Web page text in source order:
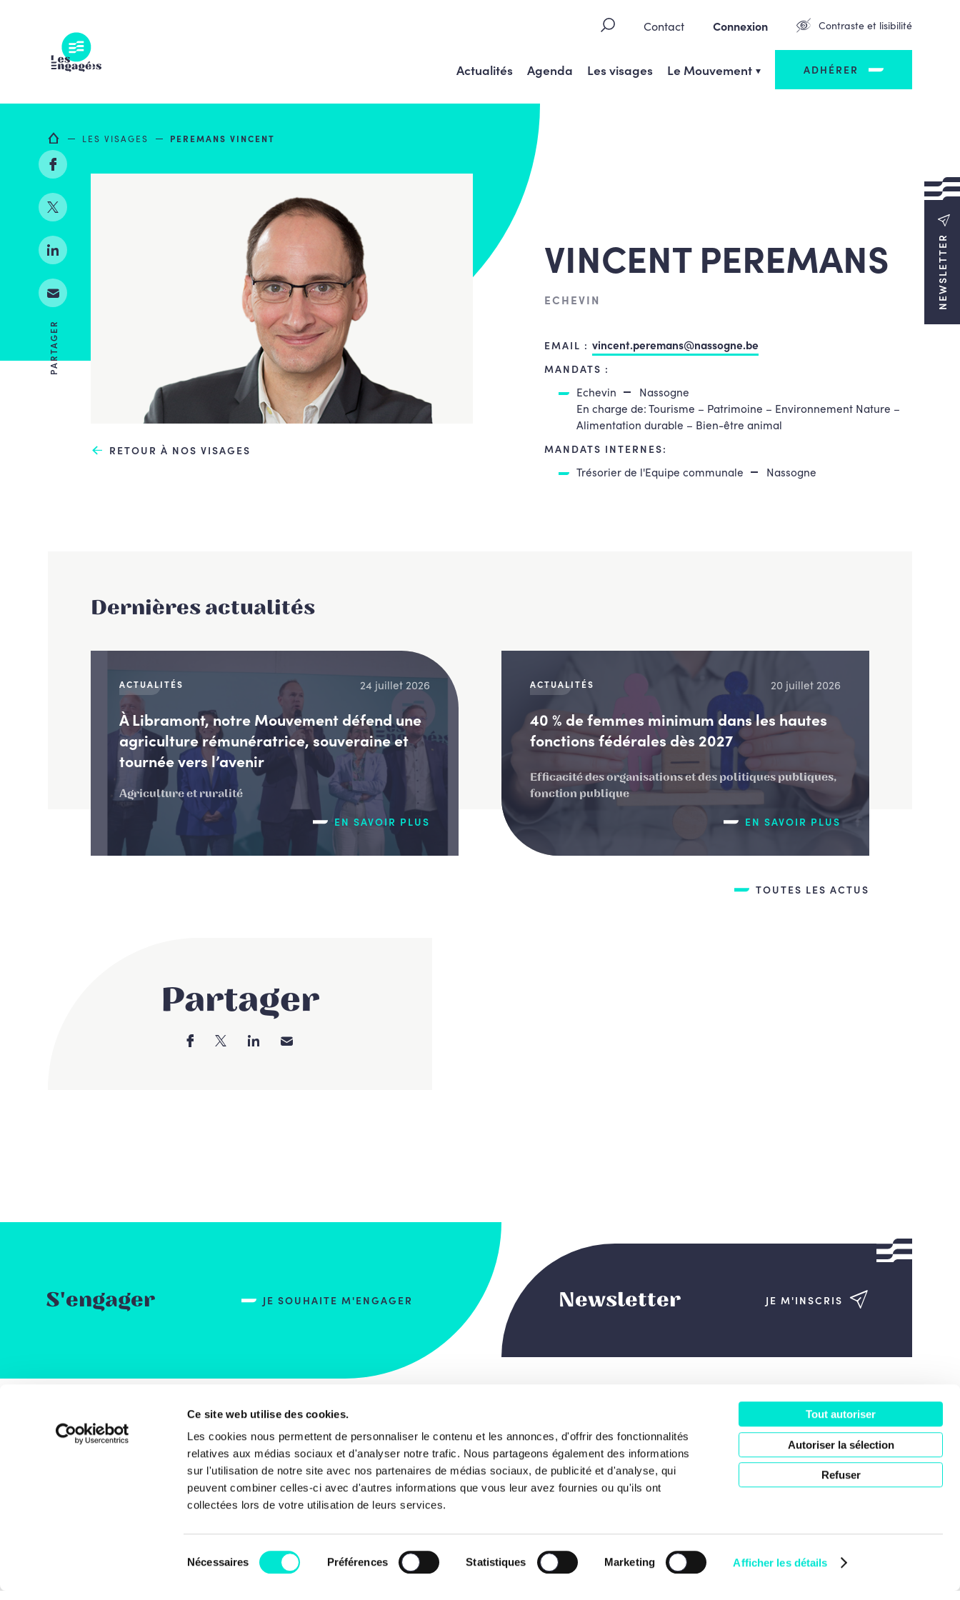
Ce site web utilise des cookies.
Les cookies nous permettent de personnaliser le contenu et les annonces, d'offrir des fonctionnalités
relatives aux médias sociaux et d'analyser notre trafic. Nous partageons également des informations
sur l'utilisation de notre site avec nos partenaires de médias sociaux, de publicité et d'analyse, qui
peuvent combiner celles-ci avec d'autres informations que vous leur avez fournies ou qu'ils ont
collectées lors de votre utilisation de leurs services.
du
Nécessaires Préférences Statistiques Marketing Afficher les détails
Tout autoriser
Autoriser la sélection
Refuser
Contact Connexion Contraste et lisibilité
Actualités Agenda Les visages Le Mouvement ADHÉRER
NEWSLETTER
PARTAGER
LES VISAGES PEREMANS VINCENT
RETOUR À NOS VISAGES
VINCENT PEREMANS
ECHEVIN
EMAIL : vincent.peremans@nassogne.be
MANDATS :
Echevin
Nassogne
En charge de: Tourisme – Patrimoine – Environnement Nature –
Alimentation durable – Bien-être animal
MANDATS INTERNES:
Trésorier de l'Equipe communale Nassogne
Dernières actualités
ACTUALITÉS 24 juillet 2026
À Libramont, notre Mouvement défend une
agriculture rémunératrice, souveraine et
tournée vers l’avenir
Agriculture et ruralité
EN SAVOIR PLUS
ACTUALITÉS 20 juillet 2026
40 % de femmes minimum dans les hautes
fonctions fédérales dès 2027
Efficacité des organisations et des politiques publiques,
fonction publique
EN SAVOIR PLUS
TOUTES LES ACTUS
Partager
S'engager JE SOUHAITE M'ENGAGER Newsletter JE M'INSCRIS
Rue du Commerce, 123
1000, Bruxelles
Belgique
+32 2 238 01 11
Cotisations
BE68 3100 7290 0034
Notre projet de société
Les visages
News
Agenda
Le Mouvement